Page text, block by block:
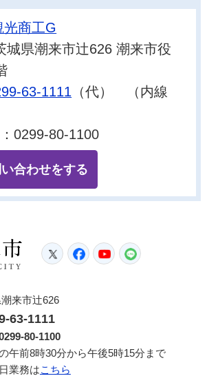
商工G
城県潮来市辻626 潮来市役
63-1111 （代） （内線
0299-80-1100
合わせをする
潮来市
TwitterFacebook
YouTube
来市辻626
63-1111
80-1100
午前8時30分から午後5時15分まで
業務はこちら